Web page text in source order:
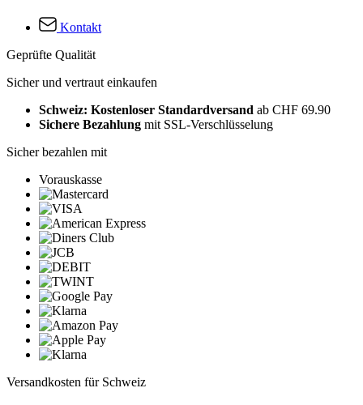
Kontakt
Geprüfte Qualität
Sicher und vertraut einkaufen
Schweiz: Kostenloser Standardversand ab CHF 69.90
Sichere Bezahlung mit SSL-Verschlüsselung
Sicher bezahlen mit
Vorauskasse
Versandkosten für Schweiz